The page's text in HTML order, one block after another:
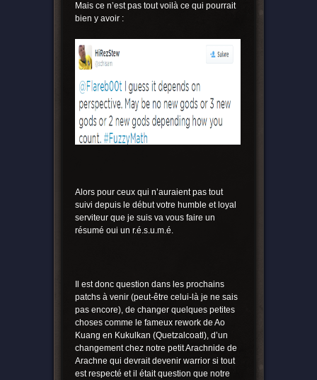
Mais ce n’est pas tout voilà ce qui pourrait
bien y avoir :
Alors pour ceux qui n’auraient pas tout
suivi depuis le début votre humble et loyal
serviteur que je suis va vous faire un
résumé oui un r.é.s.u.m.é.
Il est donc question dans les prochains
patchs à venir (peut-être celui-là je ne sais
pas encore), de changer quelques petites
choses comme le fameux rework de Ao
Kuang en Kukulkan (Quetzalcoatl), d’un
changement chez notre petit Arachnide de
Arachne qui devrait devenir warrior si tout
est respecté et il était question que notre